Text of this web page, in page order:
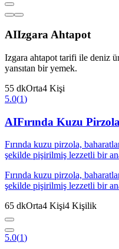
AIIzgara Ahtapot
Izgara ahtapot tarifi ile deniz
yansıtan bir yemek.
55 dkOrta4 Kişi
5.0(1)
AIFırında Kuzu Pirzola
Fırında kuzu pirzola,
şekilde pişirilmiş lezzetli bir
Fırında kuzu pirzola,
şekilde pişirilmiş lezzetli bir
65 dkOrta4 Kişi4 Kişilik
5.0(1)